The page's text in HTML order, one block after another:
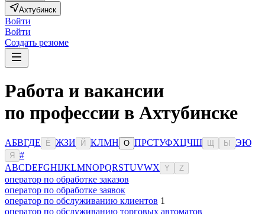
Ахтубинск
Войти
Войти
Создать резюме
Работа и вакансии
по профессии в Ахтубинске
АБВГДЕ Ё ЖЗИ Й КЛМН О ПРСТУФХЦЧШ Ы ЭЮ
Я
#
ABCDEFGHIJKLMNOPQRSTUVWX Y Z
оператор по обработке заказов
оператор по обработке заявок
оператор по обслуживанию клиентов 1
оператор по обслуживанию торговых автоматов